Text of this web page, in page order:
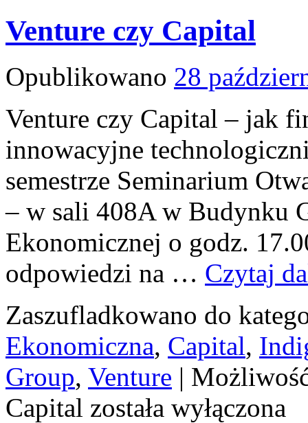
Venture czy Capital
Opublikowano 28
Venture czy Capital – jak
innowacyjne
semestrze Seminarium
– w sali 408A w Budynku
Ekonomicznej o godz.
odpowiedzi na … Czytaj
Zaszufladkowano do
Ekonomiczna, Capital,
Group, Venture |
Capital została wyłączona